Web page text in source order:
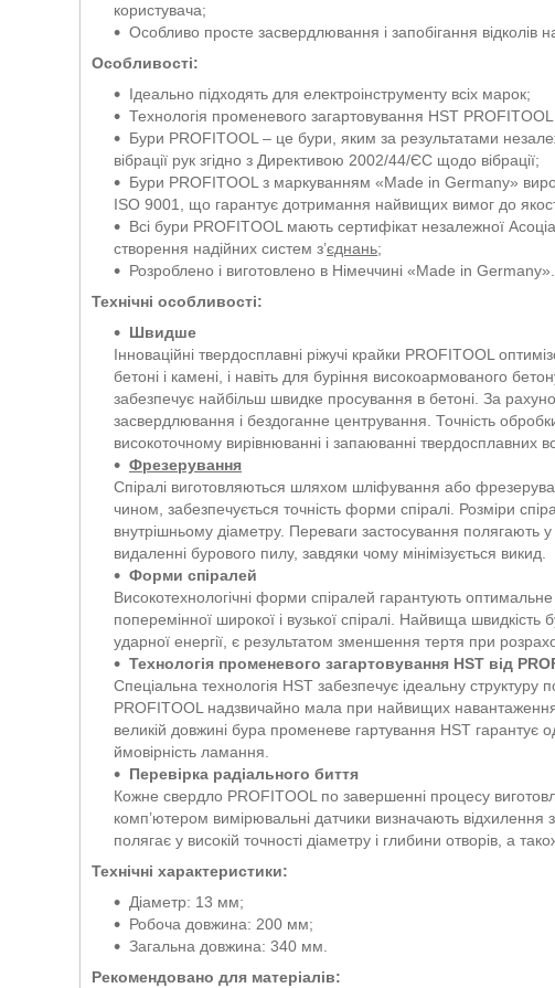
користувача;
Особливо просте засвердлювання і запобігання відколів
Особливості:
Ідеально підходять для електроінструменту всіх марок;
Технологія променевого загартовування HST PROFITOOL
Бури PROFITOOL – це бури, яким за результатами
вібрації рук згідно з Директивою 2002/44/ЄС щодо вібрації;
Бури PROFITOOL з маркуванням «Made in Germany»
ISO 9001, що гарантує дотримання найвищих вимог до
Всі бури PROFITOOL мають сертифікат незалежної
створення надійних систем з’єднань;
Розроблено і виготовлено в Німеччині «Made in Germany».
Технічні особливості:
Швидше
Інноваційні твердосплавні ріжучі крайки PROFITOOL
бетоні і камені, і навіть для буріння високоармованого
забезпечує найбільш швидке просування в бетоні. За
засвердлювання і бездоганне центрування. Точність
високоточному вирівнюванні і запаюванні твердосплавних
Фрезерування
Спіралі виготовляються шляхом шліфування або
чином, забезпечується точність форми спіралі. Розміри
внутрішньому діаметру. Переваги застосування полягають
видаленні бурового пилу, завдяки чому мінімізується викид.
Форми спіралей
Високотехнологічні форми спіралей гарантують
поперемінної широкої і вузької спіралі. Найвища
ударної енергії, є результатом зменшення тертя при
Технологія променевого загартовування HST від
Спеціальна технологія HST забезпечує ідеальну
PROFITOOL надзвичайно мала при найвищих
великій довжині бура променеве гартування HST гарантує
ймовірність ламання.
Перевірка радіального биття
Кожне свердло PROFITOOL по завершенні процесу
комп’ютером вимірювальні датчики визначають
полягає у високій точності діаметру і глибини отворів, а
Технічні характеристики:
Діаметр: 13 мм;
Робоча довжина: 200 мм;
Загальна довжина: 340 мм.
Рекомендовано для матеріалів: